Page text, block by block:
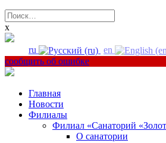
Найти:
x
ru
en
сообщить об ошибке
Главная
Новости
Филиалы
Филиал «Санаторий
О санатории